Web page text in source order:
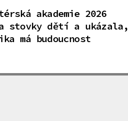
akademie 2026
stovky dětí a ukázala,
má budoucnost